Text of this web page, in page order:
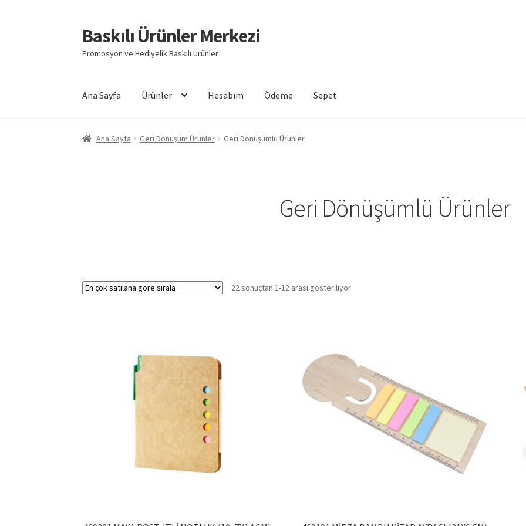
Dolaşıma
geç
İçeriğe
geç
Baskılı Ürünler Merkezi
Promosyon ve Hediyelik Baskılı Ürünler
Ana Sayfa Ürünler Hesabım Ödeme Sepet
Giriş Baskılı Ürünler Hesabım İletişim İPTAL VE İADE KOŞULLARI
Ana Sayfa Geri Dönüşüm Ürünler Geri Dönüşümlü Ürünler
Geri Dönüşümlü Ürünler
22 sonuçtan 1-12 arası gösteriliyorPopülerliğe